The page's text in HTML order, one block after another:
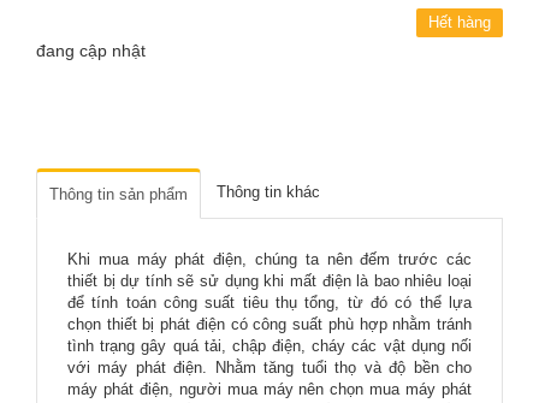
Hết hàng
đang cập nhật
Thông tin sản phẩm Thông tin khác
Khi mua máy phát điện, chúng ta nên đếm trước các
thiết bị dự tính sẽ sử dụng khi mất điện là bao nhiêu loại
để tính toán công suất tiêu thụ tổng, từ đó có thể lựa
chọn thiết bị phát điện có công suất phù hợp nhằm tránh
tình trạng gây quá tải, chập điện, cháy các vật dụng nối
với máy phát điện. Nhằm tăng tuổi thọ và độ bền cho
máy phát điện, người mua máy nên chọn mua máy phát